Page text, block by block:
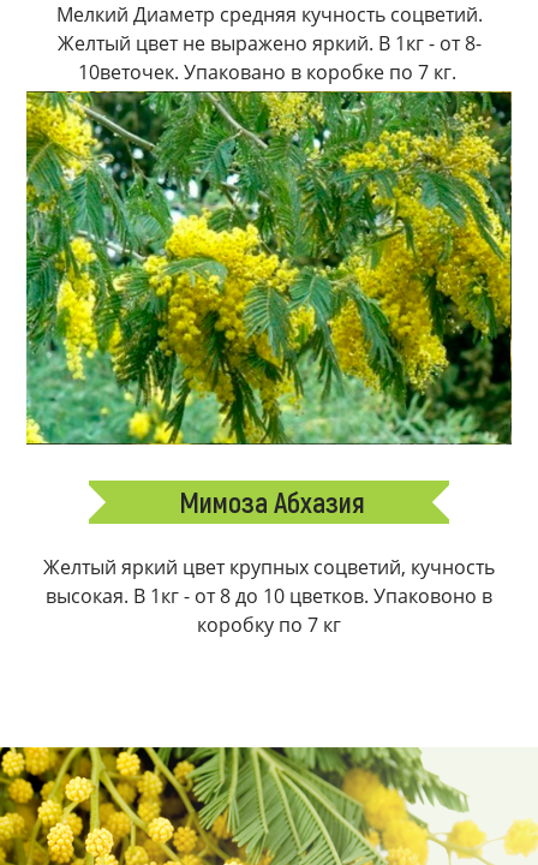
Мелкий Диаметр средняя кучность соцветий.
Желтый цвет не выражено яркий. В 1кг - от 8-
10веточек. Упаковано в коробке по 7 кг.
Мимоза Абхазия
Желтый яркий цвет крупных соцветий, кучность
высокая. В 1кг - от 8 до 10 цветков. Упаковоно в
коробку по 7 кг